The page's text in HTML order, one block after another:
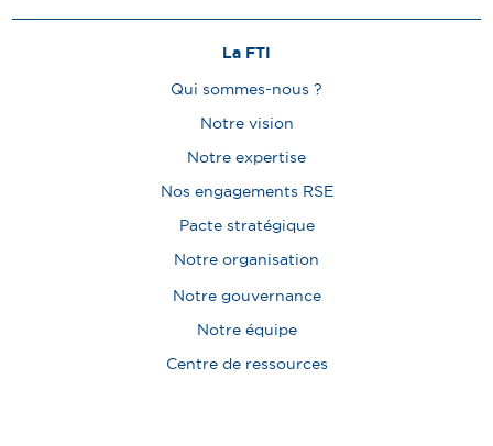
La FTI
Qui sommes-nous ?
Notre vision
Notre expertise
Nos engagements RSE
Pacte stratégique
Notre organisation
Notre gouvernance
Notre équipe
Centre de ressources